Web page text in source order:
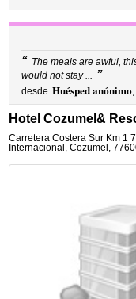
“ The meals are awful,
would not stay ... ”
desde Huésped anónimo,
Hotel Cozumel&
Carretera Costera Sur Km 1 7
Internacional, Cozumel ,